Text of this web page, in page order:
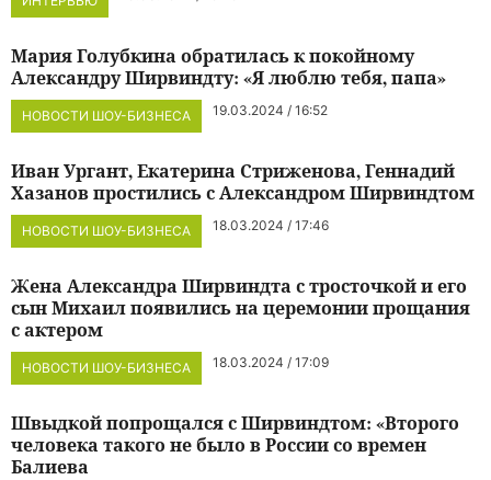
НОВОСТИ ШОУ-БИЗНЕСА 19.03.2024 / 16:52
Мария Голубкина обратилась к покойному
Александру Ширвиндту: «Я люблю тебя, папа»
НОВОСТИ ШОУ-БИЗНЕСА 18.03.2024 / 17:46
Иван Ургант, Екатерина Стриженова, Геннадий
Хазанов простились с Александром Ширвиндтом
НОВОСТИ ШОУ-БИЗНЕСА 18.03.2024 / 17:09
Жена Александра Ширвиндта с тросточкой и его
сын Михаил появились на церемонии прощания
с актером
Швыдкой попрощался с Ширвиндтом: «Второго
человека такого не было в России со времен
Балиева